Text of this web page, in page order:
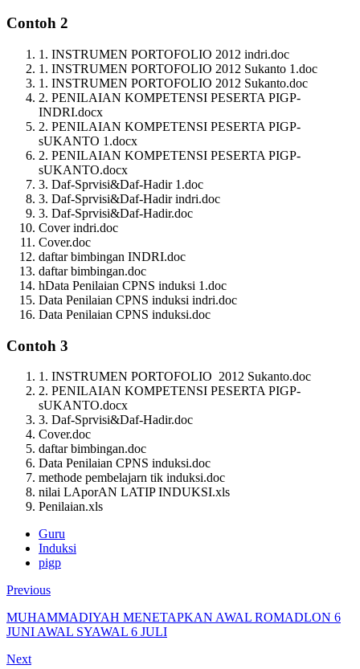
Contoh 2
1. INSTRUMEN PORTOFOLIO 2012 indri.doc
1. INSTRUMEN PORTOFOLIO 2012 Sukanto 1.doc
1. INSTRUMEN PORTOFOLIO 2012 Sukanto.doc
2. PENILAIAN KOMPETENSI PESERTA PIGP-
INDRI.docx
2. PENILAIAN KOMPETENSI PESERTA PIGP-
sUKANTO 1.docx
2. PENILAIAN KOMPETENSI PESERTA PIGP-
sUKANTO.docx
3. Daf-Sprvisi&Daf-Hadir 1.doc
3. Daf-Sprvisi&Daf-Hadir indri.doc
3. Daf-Sprvisi&Daf-Hadir.doc
Cover indri.doc
Cover.doc
daftar bimbingan INDRI.doc
daftar bimbingan.doc
hData Penilaian CPNS induksi 1.doc
Data Penilaian CPNS induksi indri.doc
Data Penilaian CPNS induksi.doc
Contoh 3
1. INSTRUMEN PORTOFOLIO 2012 Sukanto.doc
2. PENILAIAN KOMPETENSI PESERTA PIGP-
sUKANTO.docx
3. Daf-Sprvisi&Daf-Hadir.doc
Cover.doc
daftar bimbingan.doc
Data Penilaian CPNS induksi.doc
methode pembelajarn tik induksi.doc
nilai LAporAN LATIP INDUKSI.xls
Penilaian.xls
Guru
Induksi
pigp
Previous
MUHAMMADIYAH MENETAPKAN AWAL ROMADLON 6
JUNI AWAL SYAWAL 6 JULI
Next